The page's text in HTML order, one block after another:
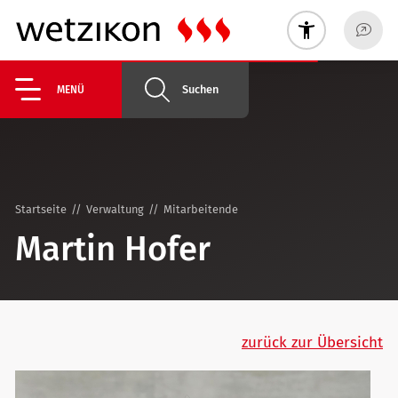
MENÜ Suchen
Startseite Verwaltung Mitarbeitende
Martin Hofer
zurück zur Übersicht